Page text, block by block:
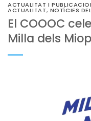
ACTUALITAT I
ACTUALITAT, NOTÍCIES
El COOOC
Milla dels